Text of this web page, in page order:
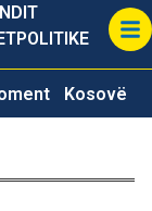
POLITIKE
Kosovë